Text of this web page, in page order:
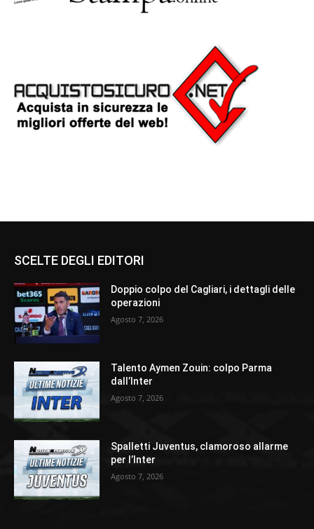
SCELTE DEGLI EDITORI
Doppio colpo del Cagliari, i dettagli delle
operazioni
Agosto 7, 2026
Talento Aymen Zouin: colpo Parma
dall’Inter
Agosto 7, 2026
Spalletti Juventus, clamoroso allarme
per l’Inter
Agosto 7, 2026